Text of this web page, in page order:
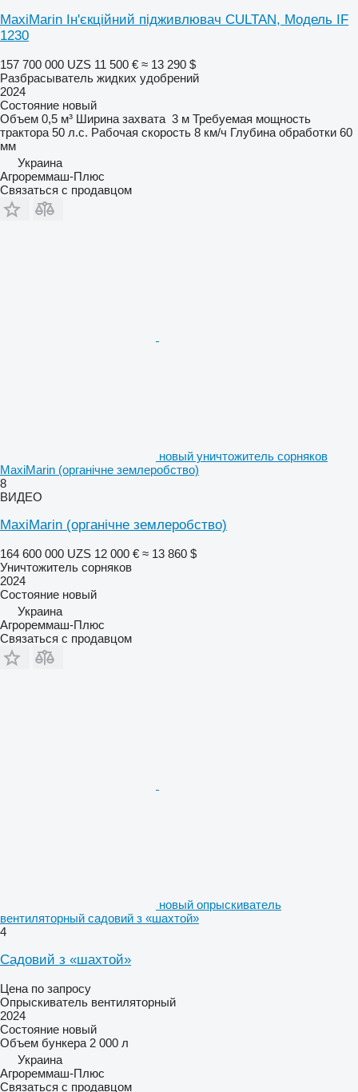
MaxiMarin Ін'єкційний підживлювач CULTAN, Модель IF
1230
157 700 000 UZS 11 500 € ≈ 13 290 $
Разбрасыватель жидких удобрений
2024
Состояние новый
Объем 0,5 м³ Ширина захвата 3 м Требуемая мощность
трактора 50 л.с. Рабочая скорость 8 км/ч Глубина обработки 60
мм
Украина
Агрореммаш-Плюс
Связаться с продавцом
новый уничтожитель сорняков
MaxiMarin (органічне землеробство)
8
ВИДЕО
MaxiMarin (органічне землеробство)
164 600 000 UZS 12 000 € ≈ 13 860 $
Уничтожитель сорняков
2024
Состояние новый
Украина
Агрореммаш-Плюс
Связаться с продавцом
новый опрыскиватель
вентиляторный садовий з «шахтой»
4
Садовий з «шахтой»
Цена по запросу
Опрыскиватель вентиляторный
2024
Состояние новый
Объем бункера 2 000 л
Украина
Агрореммаш-Плюс
Связаться с продавцом